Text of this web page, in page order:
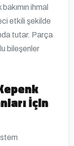
ihmal
etkili şekilde
tutar. Parça
bileşenler
İçin